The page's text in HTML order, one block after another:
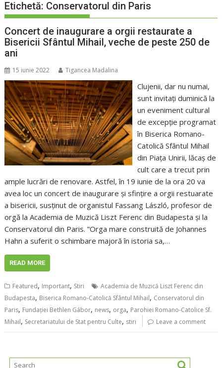
Etichetă: Conservatorul din Paris
Concert de inaugurare a orgii restaurate a
Bisericii Sfântul Mihail, veche de peste 250 de
ani
15 iunie 2022 Tigancea Madalina
Clujenii, dar nu numai,
sunt invitați duminică la
un eveniment cultural
de excepție programat
în Biserica Romano-
Catolică Sfântul Mihail
din Piața Unirii, lăcaș de
cult care a trecut prin
ample lucrări de renovare. Astfel, în 19 iunie de la ora 20 va
avea loc un concert de inaugurare și sfințire a orgii restuarate
a bisericii, susținut de organistul Fassang László, profesor de
orgă la Academia de Muzică Liszt Ferenc din Budapesta și la
Conservatorul din Paris. ”Orga mare construită de Johannes
Hahn a suferit o schimbare majoră în istoria sa,…
READ MORE
Featured, Important, Stiri
Academia de Muzică Liszt Ferenc din
Budapesta, Biserica Romano-Catolică Sfântul Mihail, Conservatorul din
Paris, Fundației Bethlen Gábor, news, orga, Parohiei Romano-Catolice Sf.
Mihail, Secretariatului de Stat pentru Culte, stiri Leave a comment